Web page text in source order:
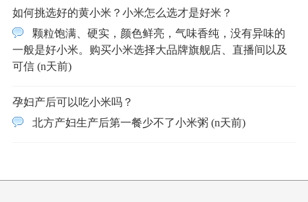
如何挑选好的黄小米？小米怎么选才是好米？
颗粒饱满、硬实，颜色鲜亮，气味香纯，没有异味的
一般是好小米。购买小米选择大品牌旗舰店、直播间以及
可信 (n天前)
孕妇产后可以吃小米吗？
北方产妇生产后第一餐少不了小米粥 (n天前)